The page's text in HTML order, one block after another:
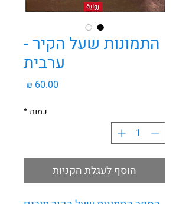
התמונות שעל הקיר -
ערבית
כמות*
הוסף לעגלת הקניות